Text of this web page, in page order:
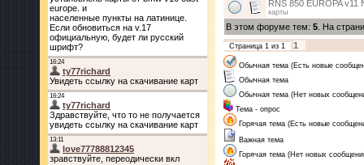
RNS 850 EUROPA v11
карты
В этом форуме тем: 5 . На
Страница 1 из 1 1
Обычная тема (Есть новые
Обычная тема
Обычная тема (Нет новых
Тема - опрос
Горячая тема (Есть новые
Важная тема
Горячая тема (Нет новых